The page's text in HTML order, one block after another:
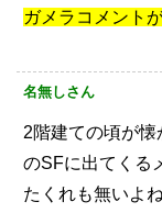
ガメラコメント
名無しさん
2階建ての頃が懐
のSFに出てくる
たくれも無いよ